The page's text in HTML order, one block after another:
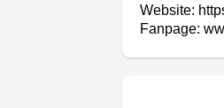
Website:
Fanpage: